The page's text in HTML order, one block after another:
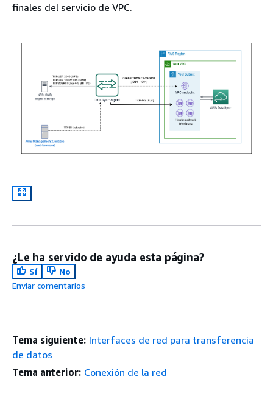
finales del servicio de VPC.
¿Le ha servido de ayuda esta página?
Sí
No
Enviar comentarios
Tema siguiente: Interfaces de red para transferencia
de datos
Tema anterior: Conexión de la red